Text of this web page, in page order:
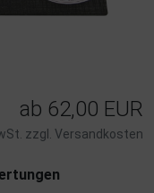
ab 62,00 EUR
zzgl. Versandkosten